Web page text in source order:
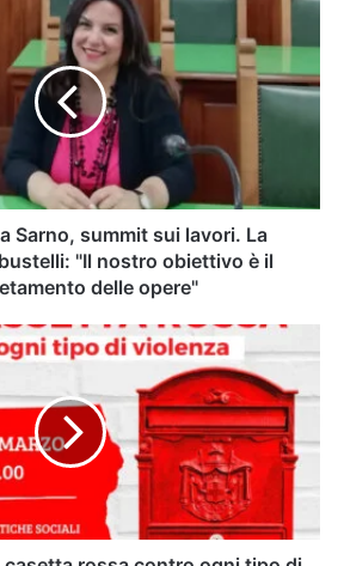
Sarno, summit sui lavori. La
"Il nostro obiettivo è il
delle opere"